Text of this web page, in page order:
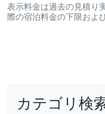
表示料金は過去の見積り
際の宿泊料金の下限およ
カテゴリ検